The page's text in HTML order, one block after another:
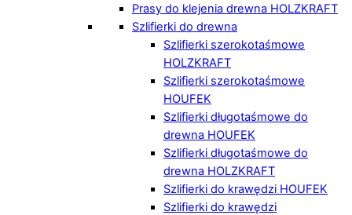
Prasy do klejenia drewna HOLZKRAFT
Szlifierki do drewna
Szlifierki szerokotaśmowe
HOLZKRAFT
Szlifierki szerokotaśmowe
HOUFEK
Szlifierki długotaśmowe do
drewna HOUFEK
Szlifierki długotaśmowe do
drewna HOLZKRAFT
Szlifierki do krawędzi HOUFEK
Szlifierki do krawędzi